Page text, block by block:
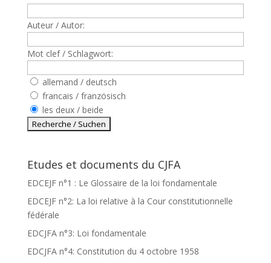
Auteur / Autor:
Mot clef / Schlagwort:
allemand / deutsch
francais / französisch
les deux / beide
Etudes et documents du CJFA
EDCEJF n°1 : Le Glossaire de la loi fondamentale
EDCEJF n°2: La loi relative à la Cour constitutionnelle
fédérale
EDCJFA n°3: Loi fondamentale
EDCJFA n°4: Constitution du 4 octobre 1958